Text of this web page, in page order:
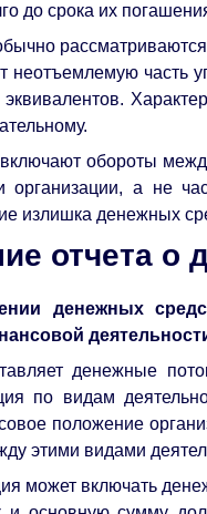
до срока их
неотъемлемую часть
обороты
организации, а не
излишка денежных
отчета о
денежных
денежные
по видам
положение
этими видами
может включать